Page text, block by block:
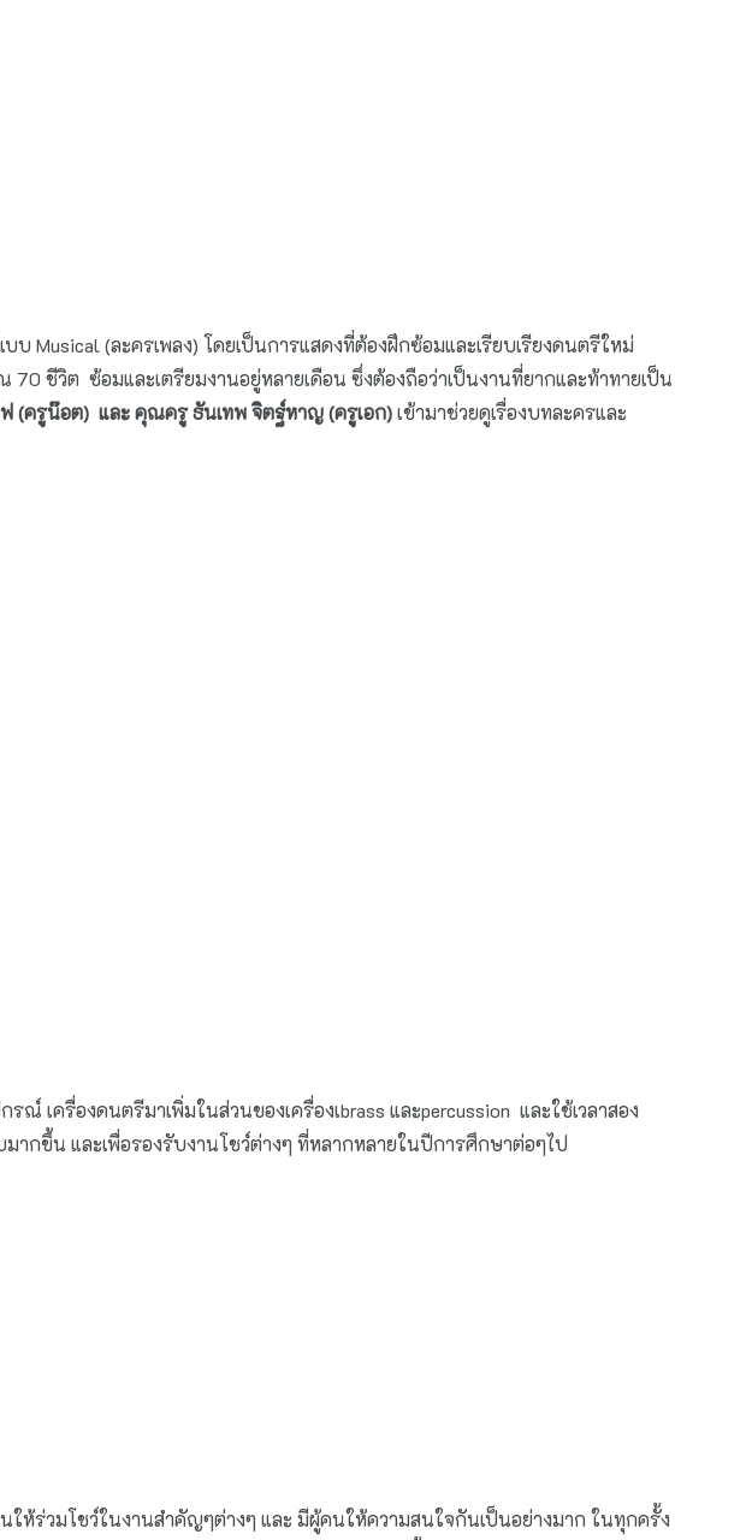
บบMusical(ละครเพลง) โดยเป็นการแสดงที่ต้องฝึกซ้อมและเรียบเรียงดนตรีใหม่
ชีวิต ซ้อมและเตรียมงานอยู่หลายเดือน ซึ่งต้องถือว่าเป็นงานที่ยากและท้าทายเป็น
(ครูน๊อต) และ คุณครู ธันเทพ จิตฐ์หาญ (ครูเอก)เข้ามาช่วยดูเรื่องบทละครและ
เครื่องดนตรีมาเพิ่มในส่วนของเครื่องเbrassและpercussionและใช้เวลาสอง
ากขึ้น และเพื่อรองรับงานโชว์ต่างๆ ที่หลากหลายในปีการศึกษาต่อๆไป
มโชว์ในงานสำคัญๆต่างๆ และ มีผู้คนให้ความสนใจกันเป็นอย่างมาก ในทุกครั้ง